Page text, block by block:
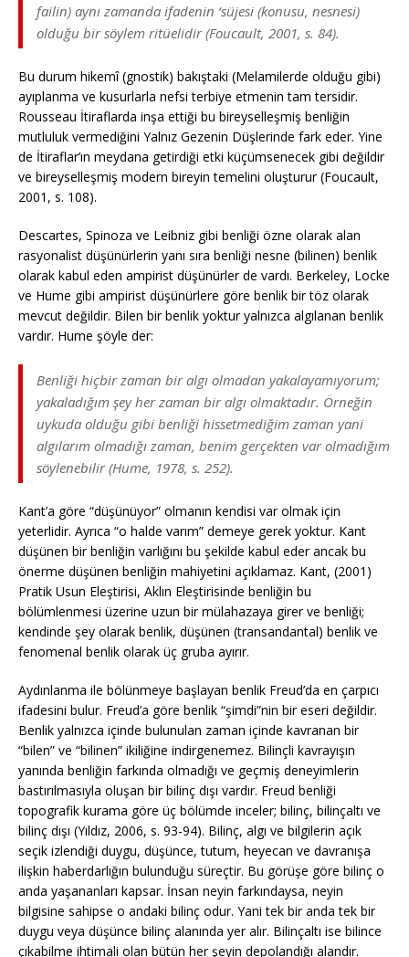
failin) aynı zamanda ifadenin ‘süjesi (konusu, nesnesi)
olduğu bir söylem ritüelidir (Foucault, 2001, s. 84).
Bu durum hikemî (gnostik) bakıştaki (Melamilerde olduğu gibi)
ayıplanma ve kusurlarla nefsi terbiye etmenin tam tersidir.
Rousseau İtiraflarda inşa ettiği bu bireyselleşmiş benliğin
mutluluk vermediğini Yalnız Gezenin Düşlerinde fark eder. Yine
de İtiraflar’ın meydana getirdiği etki küçümsenecek gibi değildir
ve bireyselleşmiş modern bireyin temelini oluşturur (Foucault,
2001, s. 108).
Descartes, Spinoza ve Leibniz gibi benliği özne olarak alan
rasyonalist düşünürlerin yanı sıra benliği nesne (bilinen) benlik
olarak kabul eden ampirist düşünürler de vardı. Berkeley, Locke
ve Hume gibi ampirist düşünürlere göre benlik bir töz olarak
mevcut değildir. Bilen bir benlik yoktur yalnızca algılanan benlik
vardır. Hume şöyle der:
Benliği hiçbir zaman bir algı olmadan yakalayamıyorum;
yakaladığım şey her zaman bir algı olmaktadır. Örneğin
uykuda olduğu gibi benliği hissetmediğim zaman yani
algılarım olmadığı zaman, benim gerçekten var olmadığım
söylenebilir (Hume, 1978, s. 252).
Kant’a göre “düşünüyor” olmanın kendisi var olmak için
yeterlidir. Ayrıca “o halde varım” demeye gerek yoktur. Kant
düşünen bir benliğin varlığını bu şekilde kabul eder ancak bu
önerme düşünen benliğin mahiyetini açıklamaz. Kant, (2001)
Pratik Usun Eleştirisi, Aklın Eleştirisinde benliğin bu
bölümlenmesi üzerine uzun bir mülahazaya girer ve benliği;
kendinde şey olarak benlik, düşünen (transandantal) benlik ve
fenomenal benlik olarak üç gruba ayırır.
Aydınlanma ile bölünmeye başlayan benlik Freud’da en çarpıcı
ifadesini bulur. Freud’a göre benlik “şimdi”nin bir eseri değildir.
Benlik yalnızca içinde bulunulan zaman içinde kavranan bir
“bilen” ve “bilinen” ikiliğine indirgenemez. Bilinçli kavrayışın
yanında benliğin farkında olmadığı ve geçmiş deneyimlerin
bastırılmasıyla oluşan bir bilinç dışı vardır. Freud benliği
topografik kurama göre üç bölümde inceler; bilinç, bilinçaltı ve
bilinç dışı (Yıldız, 2006, s. 93-94). Bilinç, algı ve bilgilerin açık
seçik izlendiği duygu, düşünce, tutum, heyecan ve davranışa
ilişkin haberdarlığın bulunduğu süreçtir. Bu görüşe göre bilinç o
anda yaşananları kapsar. İnsan neyin farkındaysa, neyin
bilgisine sahipse o andaki bilinç odur. Yani tek bir anda tek bir
duygu veya düşünce bilinç alanında yer alır. Bilinçaltı ise bilince
çıkabilme ihtimali olan bütün her şeyin depolandığı alandır.